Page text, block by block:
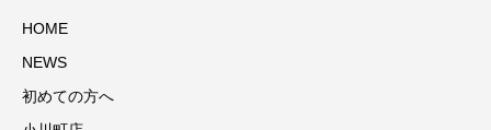
HOME
NEWS
初めての方へ